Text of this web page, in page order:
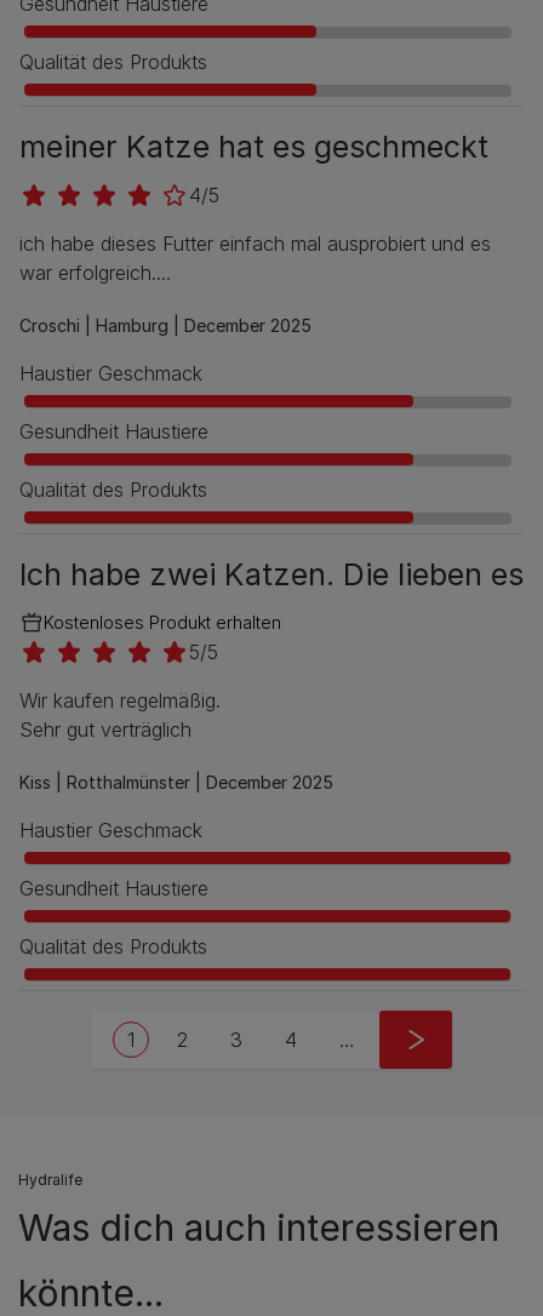
Qualität des Produkts
meiner Katze hat es geschmeckt
4/5
ich habe dieses Futter einfach mal ausprobiert und es
war erfolgreich....
Croschi | Hamburg | December 2025
Haustier Geschmack
Gesundheit Haustiere
Qualität des Produkts
Ich habe zwei Katzen. Die lieben es
Kostenloses Produkt erhalten
5/5
Wir kaufen regelmäßig.
Sehr gut verträglich
Kiss | Rotthalmünster | December 2025
Haustier Geschmack
Gesundheit Haustiere
Qualität des Produkts
Current page
1 Seite
2 Seite
3 Seite
4 … Next page
››
Hydralife
Was dich auch interessieren
könnte...